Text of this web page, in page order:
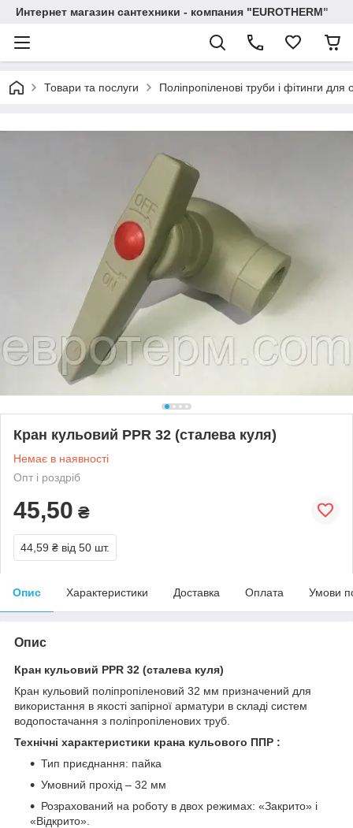
Интернет магазин сантехники - компания "EUROTHERM"
Товари та послуги Поліпропіленові труби і фітинги
Кран кульовий PPR 32 (сталева куля)
Немає в наявності
Опт і роздріб
45,50 ₴
44,59 ₴ від 50 шт.
Опис Характеристики Доставка Оплата Умови
Опис
Кран кульовий PPR 32 (сталева куля)
Кран кульовий поліпропіленовий 32 мм призначений для
використання в якості запірної арматури в складі систем
водопостачання з поліпропіленових труб.
Технічні характеристики крана кульового ППР :
Тип приєднання: пайка
Умовний прохід – 32 мм
Розрахований на роботу в двох режимах: «Закрито» і
«Відкрито».